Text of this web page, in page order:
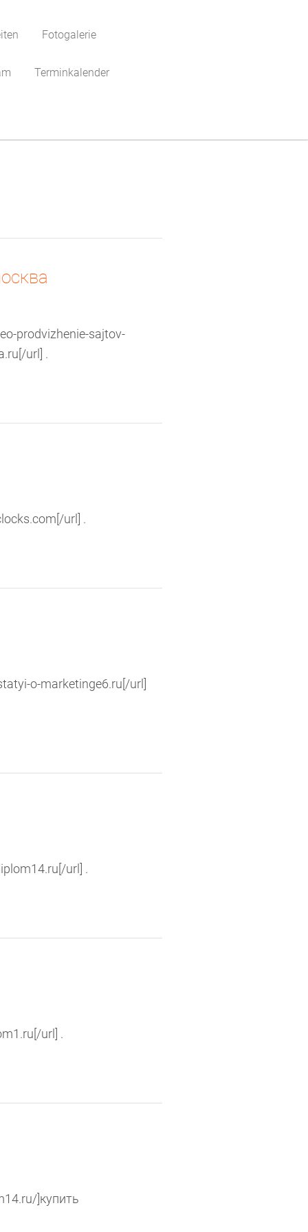
Fotogalerie
Terminkalender
prodvizhenie-sajtov-
url] .
url] .
o-marketinge6.ru[/url]
url] .
url] .
]купить